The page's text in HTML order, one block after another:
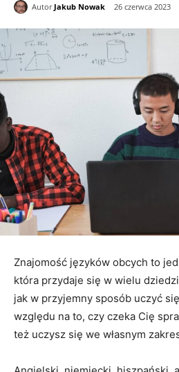
Autor Jakub Nowak 26 czerwca 2023
Znajomość języków obcych to
która przydaje się w wielu
jak w przyjemny sposób uczyć
względu na to, czy czeka Cię
też uczysz się we własnym